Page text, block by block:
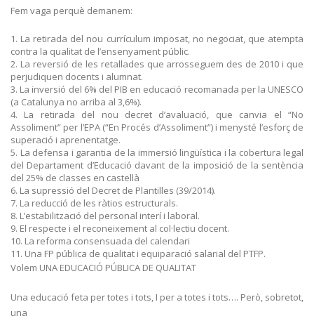
Fem vaga perquè demanem:
La retirada del nou currículum imposat, no negociat, que atempta
contra la qualitat de l’ensenyament públic.
La reversió de les retallades que arrosseguem des de 2010 i que
perjudiquen docents i alumnat.
La inversió del 6% del PIB en educació recomanada per la UNESCO
(a Catalunya no arriba al 3,6%).
La retirada del nou decret d’avaluació, que canvia el “No
Assoliment” per l’EPA (“En Procés d’Assoliment”) i menysté l’esforç de
superació i aprenentatge.
La defensa i garantia de la immersió lingüística i la cobertura legal
del Departament d’Educació davant de la imposició de la sentència
del 25% de classes en castellà
La supressió del Decret de Plantilles (39/2014).
La reducció de les ràtios estructurals.
L’estabilització del personal interí i laboral.
El respecte i el reconeixement al col·lectiu docent.
La reforma consensuada del calendari
Una FP pública de qualitat i equiparació salarial del PTFP.
Volem UNA EDUCACIÓ PÚBLICA DE QUALITAT
Una educació feta per totes i tots, I per a totes i tots…. Però, sobretot,
una